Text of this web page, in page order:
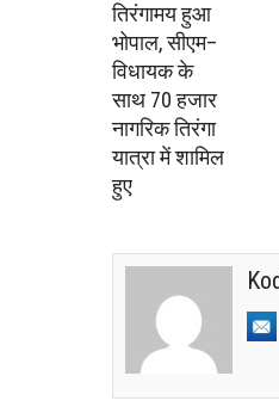
तिरंगामय हुआ
भोपाल, सीएम–
विधायक के
साथ 70 हजार
नागरिक तिरंगा
यात्रा में शामिल
हुए